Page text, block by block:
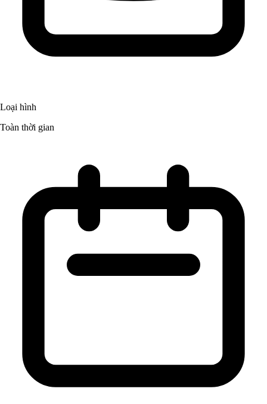
Loại hình
Toàn thời gian